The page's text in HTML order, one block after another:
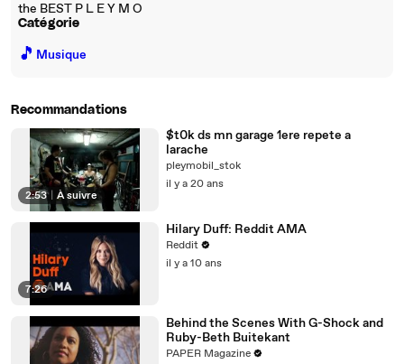
the BEST P L E Y M O
Catégorie
🎵 Musique
Recommandations
2:53 À suivre
$t0k ds mn garage 1ere repete a
larache
pleymobil_stok
il y a 20 ans
7:26
Hilary Duff: Reddit AMA
Reddit
il y a 10 ans
Behind the Scenes With G-Shock and
Ruby-Beth Buitekant
PAPER Magazine